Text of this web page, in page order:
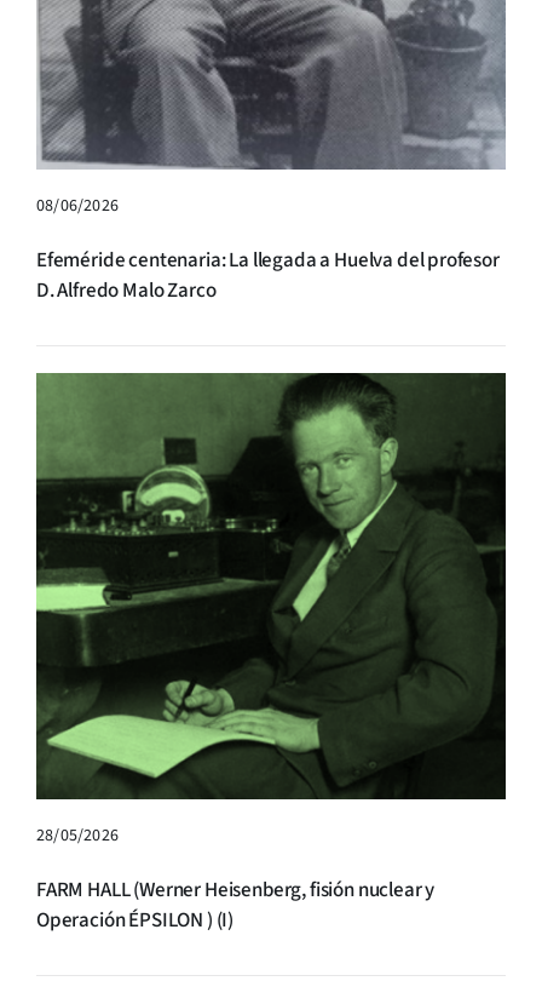
08/06/2026
Efeméride centenaria: La llegada a Huelva del profesor
D. Alfredo Malo Zarco
28/05/2026
FARM HALL (Werner Heisenberg, fisión nuclear y
Operación ÉPSILON ) (I)